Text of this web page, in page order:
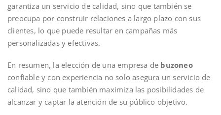
garantiza un servicio de calidad, sino que también se
preocupa por construir relaciones a largo plazo con sus
clientes, lo que puede resultar en campañas más
personalizadas y efectivas.
En resumen, la elección de una empresa de buzoneo
confiable y con experiencia no solo asegura un servicio de
calidad, sino que también maximiza las posibilidades de
alcanzar y captar la atención de su público objetivo.